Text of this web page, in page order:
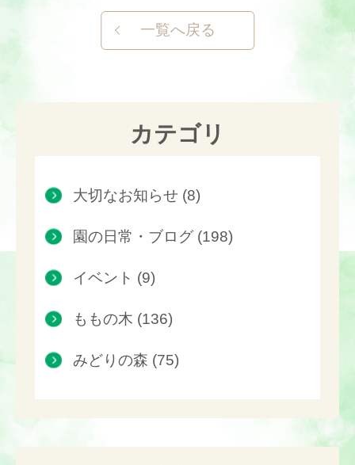
一覧へ戻る
カテゴリ
大切なお知らせ (8)
園の日常・ブログ (198)
イベント (9)
ももの木 (136)
みどりの森 (75)